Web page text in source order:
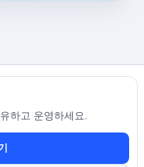
하고 운영하세요.